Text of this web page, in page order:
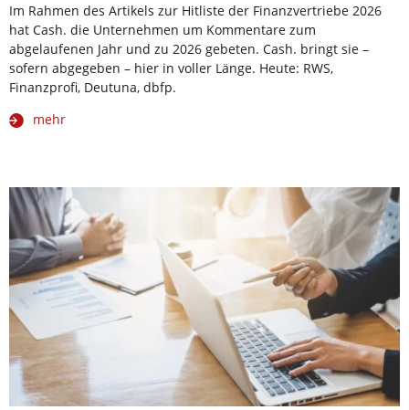
Im Rahmen des Artikels zur Hitliste der Finanzvertriebe 2026
hat Cash. die Unternehmen um Kommentare zum
abgelaufenen Jahr und zu 2026 gebeten. Cash. bringt sie –
sofern abgegeben – hier in voller Länge. Heute: RWS,
Finanzprofi, Deutuna, dbfp.
mehr